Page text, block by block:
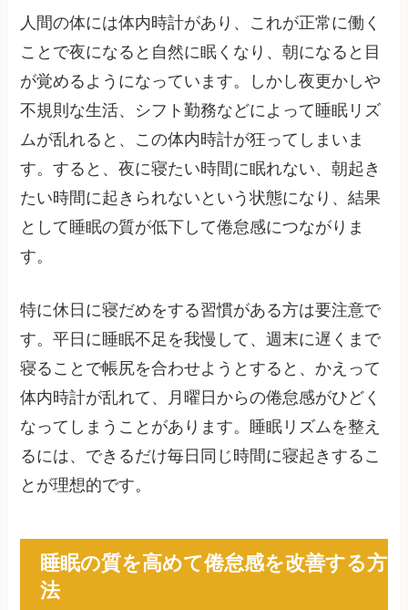
人間の体には体内時計があり、これが正常に働く
ことで夜になると自然に眠くなり、朝になると目
が覚めるようになっています。しかし夜更かしや
不規則な生活、シフト勤務などによって睡眠リズ
ムが乱れると、この体内時計が狂ってしまいま
す。すると、夜に寝たい時間に眠れない、朝起き
たい時間に起きられないという状態になり、結果
として睡眠の質が低下して倦怠感につながりま
す。
特に休日に寝だめをする習慣がある方は要注意で
す。平日に睡眠不足を我慢して、週末に遅くまで
寝ることで帳尻を合わせようとすると、かえって
体内時計が乱れて、月曜日からの倦怠感がひどく
なってしまうことがあります。睡眠リズムを整え
るには、できるだけ毎日同じ時間に寝起きするこ
とが理想的です。
睡眠の質を高めて倦怠感を改善する方
法